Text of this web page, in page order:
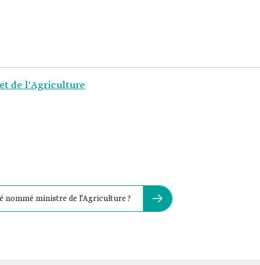
de l'Agriculture
nommé ministre de l’Agriculture ?